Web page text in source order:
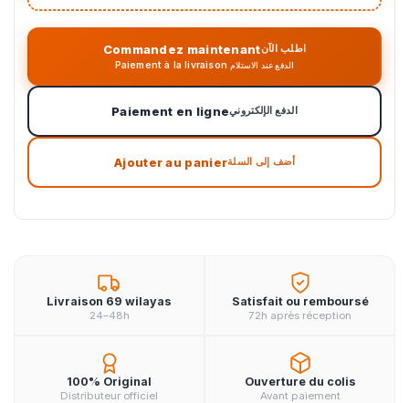
Commandez maintenantاطلب الآن
Paiement à la livraisonالدفع عند الاستلام
Paiement en ligneالدفع الإلكتروني
Ajouter au panierأضف إلى السلة
Livraison 69 wilayas
24–48h
Satisfait ou remboursé
72h après réception
100% Original
Distributeur officiel
Ouverture du colis
Avant paiement